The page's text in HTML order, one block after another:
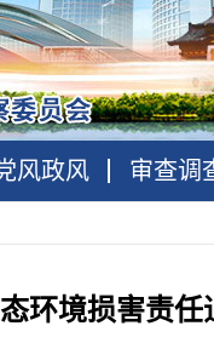
风政风 审查调
环境损害责任